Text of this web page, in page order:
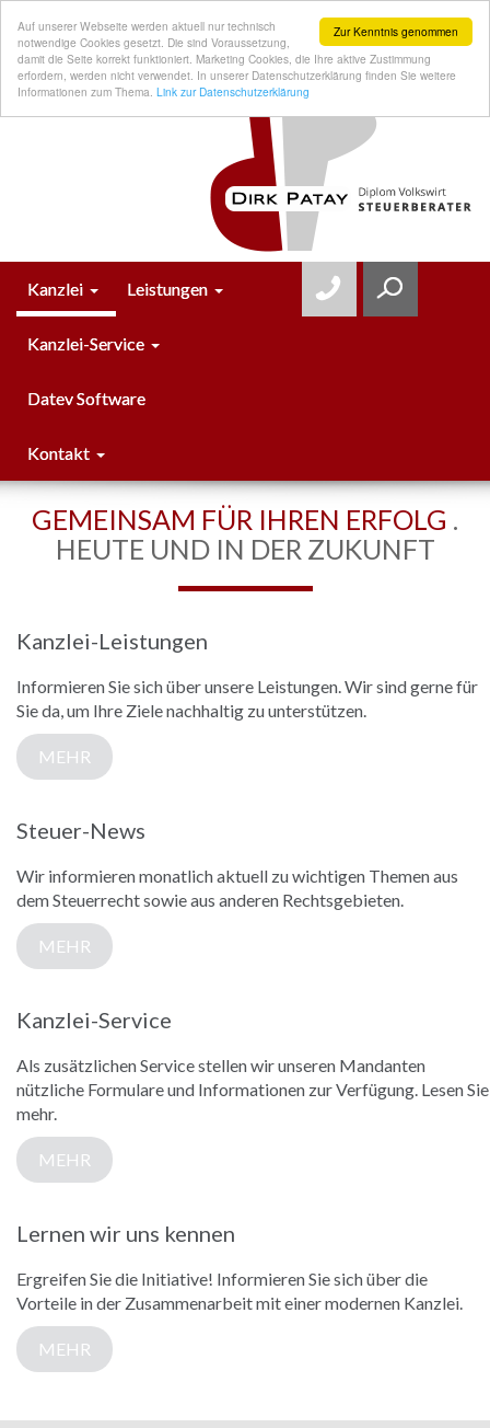
Zur Kenntnis genommen
Auf unserer Webseite werden aktuell nur technisch
notwendige Cookies gesetzt. Die sind Voraussetzung,
damit die Seite korrekt funktioniert. Marketing Cookies, die Ihre aktive Zustimmung
erfordern, werden nicht verwendet. In unserer Datenschutzerklärung finden Sie weitere
Informationen zum Thema. Link zur Datenschutzerklärung
Kanzlei Leistungen
Kanzlei-Service
Datev Software
Kontakt
GEMEINSAM FÜR IHREN ERFOLG .
HEUTE UND IN DER ZUKUNFT
Kanzlei-Leistungen
Informieren Sie sich über unsere Leistungen. Wir sind gerne für
Sie da, um Ihre Ziele nachhaltig zu unterstützen.
MEHR
Steuer-News
Wir informieren monatlich aktuell zu wichtigen Themen aus
dem Steuerrecht sowie aus anderen Rechtsgebieten.
MEHR
Kanzlei-Service
Als zusätzlichen Service stellen wir unseren Mandanten
nützliche Formulare und Informationen zur Verfügung. Lesen Sie
mehr.
MEHR
Lernen wir uns kennen
Ergreifen Sie die Initiative! Informieren Sie sich über die
Vorteile in der Zusammenarbeit mit einer modernen Kanzlei.
MEHR